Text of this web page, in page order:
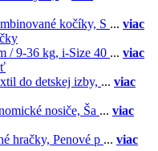
kočíky, S ... viac
/ 9-36 kg, i-Size 40 ... viac
do detskej izby, ... viac
nosiče, Ša ... viac
hračky, Penové p ... viac